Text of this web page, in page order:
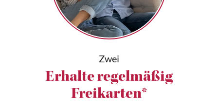
Zwei
Erhalte regelmäßig
Freikarten*